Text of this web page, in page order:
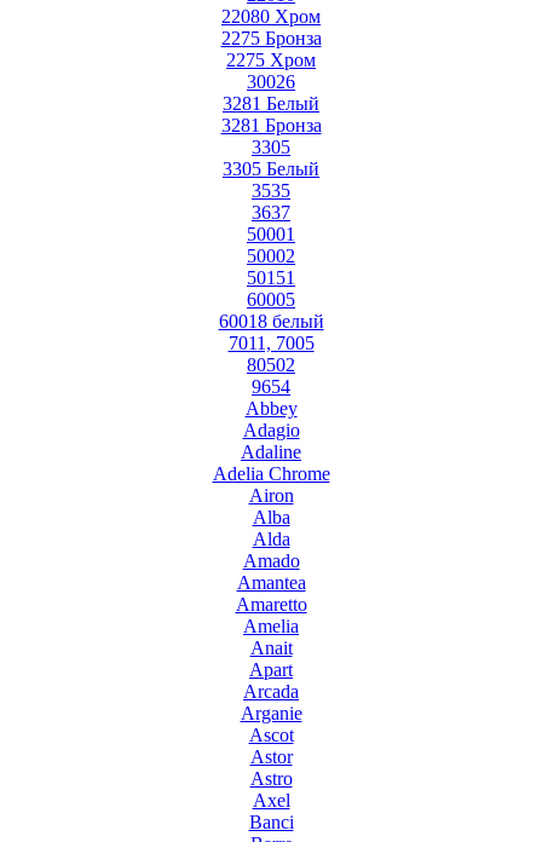
22080 Хром
2275 Бронза
2275 Хром
30026
3281 Белый
3281 Бронза
3305
3305 Белый
3535
3637
50001
50002
50151
60005
60018 белый
7011, 7005
80502
9654
Abbey
Adagio
Adaline
Adelia Chrome
Airon
Alba
Alda
Amado
Amantea
Amaretto
Amelia
Anait
Apart
Arcada
Arganie
Ascot
Astor
Astro
Axel
Banci